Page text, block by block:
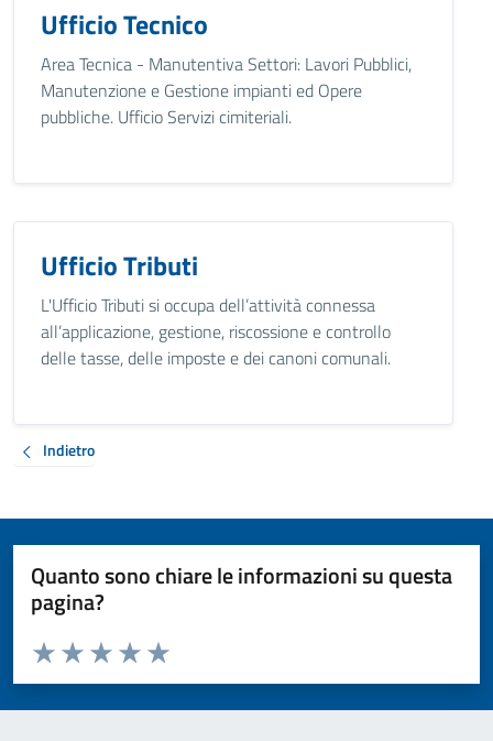
Ufficio Tecnico
Area Tecnica - Manutentiva Settori: Lavori Pubblici,
Manutenzione e Gestione impianti ed Opere
pubbliche. Ufficio Servizi cimiteriali.
Ufficio Tributi
L'Ufficio Tributi si occupa dell’attività connessa
all’applicazione, gestione, riscossione e controllo
delle tasse, delle imposte e dei canoni comunali.
Indietro
Quanto sono chiare le informazioni su questa
pagina?
Valuta da 1 a 5 stelle la pagina
Valuta 5 stelle su 5
Valuta 4 stelle su 5
Valuta 3 stelle su 5
Valuta 2 stelle su 5
Valuta 1 stelle su 5